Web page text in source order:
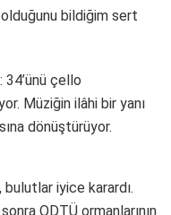
olduğunu bildiğim sert
34’ünü çello
Müziğin ilâhi bir yanı
dönüştürüyor.
bulutlar iyice karardı.
ODTÜ ormanlarının